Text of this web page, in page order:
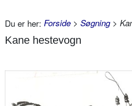
Du er her: Forside > Søgning>
Kane hestevogn